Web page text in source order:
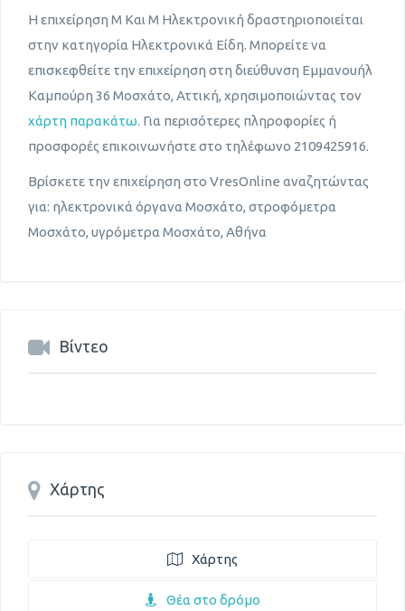
Η επιχείρηση Μ Και Μ Ηλεκτρονική δραστηριοποιείται
στην κατηγορία Ηλεκτρονικά Είδη. Μπορείτε να
επισκεφθείτε την επιχείρηση στη διεύθυνση Εμμανουήλ
Καμπούρη 36 Μοσχάτο, Αττική, χρησιμοποιώντας τον
χάρτη παρακάτω. Για περισότερες πληροφορίες ή
προσφορές επικοινωνήστε στο τηλέφωνο 2109425916.
Βρίσκετε την επιχείρηση στο VresOnline αναζητώντας
για: ηλεκτρονικά όργανα Μοσχάτο, στροφόμετρα
Μοσχάτο, υγρόμετρα Μοσχάτο, Αθήνα
Βίντεο
Χάρτης
Χάρτης
Θέα στο δρόμο